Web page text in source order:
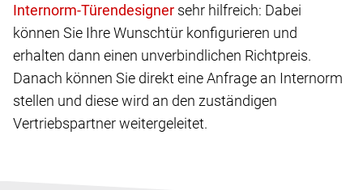
sehr hilfreich: Dabei
können Sie Ihre Wunschtür konfigurieren und
erhalten dann einen unverbindlichen Richtpreis.
Danach können Sie direkt eine Anfrage an Internorm
stellen und diese wird an den zuständigen
Vertriebspartner weitergeleitet.